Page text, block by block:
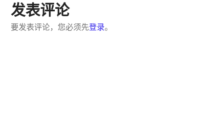
发表评论
要发表评论，您必须先登录。